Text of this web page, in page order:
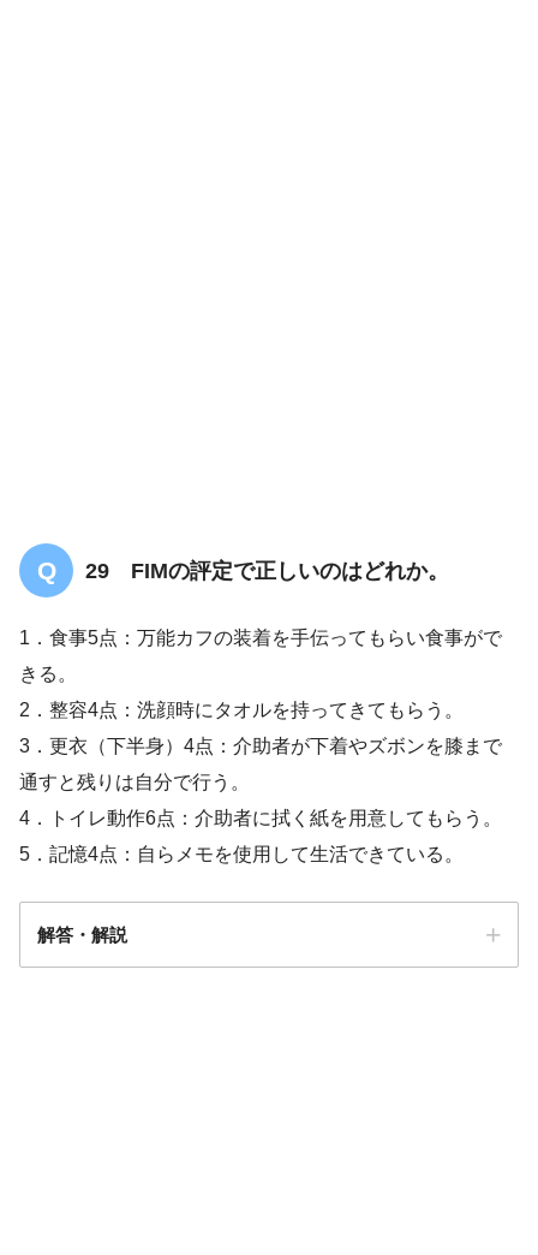
29 FIMの評定で正しいのはどれか。
1．食事5点：万能カフの装着を手伝ってもらい食事がで
きる。
2．整容4点：洗顔時にタオルを持ってきてもらう。
3．更衣（下半身）4点：介助者が下着やズボンを膝まで
通すと残りは自分で行う。
4．トイレ動作6点：介助者に拭く紙を用意してもらう。
5．記憶4点：自らメモを使用して生活できている。
解答・解説